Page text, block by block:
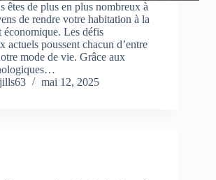
êtes de plus en plus nombreux à
de rendre votre habitation à la
économique. Les défis
actuels poussent chacun d’entre
mode de vie. Grâce aux
mai 12, 2025